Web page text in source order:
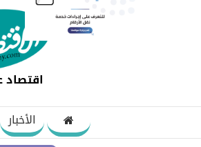
اقتصاد
الأخبار